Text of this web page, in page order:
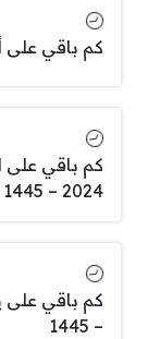
كم باقي على
كم باقي على
2024 – 1445
– 1445